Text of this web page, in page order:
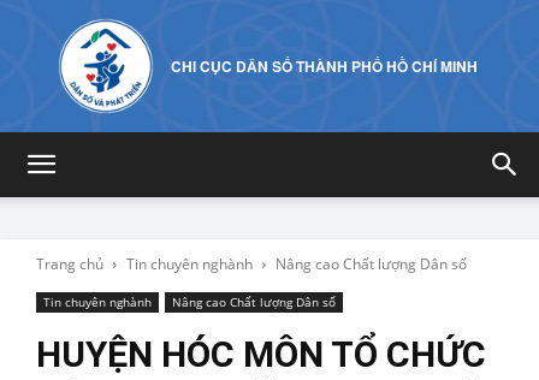
CHI CỤC DÂN SỐ THÀNH PHỐ HỒ CHÍ MINH
Trang chủ Tin chuyên nghành Nâng cao Chất lượng Dân số
Tin chuyên nghành Nâng cao Chất lượng Dân số
HUYỆN HÓC MÔN TỔ CHỨC